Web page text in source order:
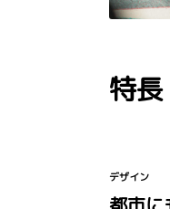
特長
デザイン